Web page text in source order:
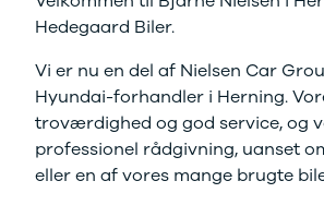
Modeller
Privatleasing
Kampagner
Ford
F-150
Modeller
118i
X1
iX1
2-serie
218i
218d
vi
Hedegaard Biler.
Vi er nu en del af Nielsen Car
Hyundai-forhandler i Herning.
troværdighed og god service, og
professionel rådgivning, uanset
eller en af vores mange brugte